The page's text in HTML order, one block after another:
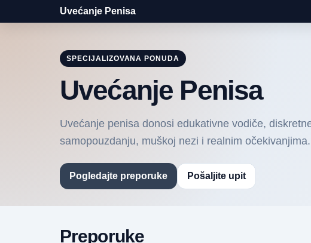
Uvećanje Penisa
SPECIJALIZOVANA PONUDA
Uvećanje Penisa
Uvećanje penisa donosi edukativne vodiče,
samopouzdanju, muškoj nezi i realnim očekivanjima.
Pogledajte preporuke Pošaljite upit
Preporuke